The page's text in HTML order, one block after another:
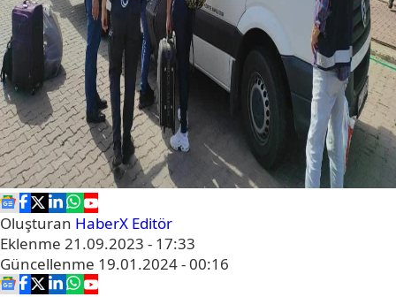
Oluşturan HaberX Editör
Eklenme 21.09.2023 - 17:33
Güncellenme 19.01.2024 - 00:16